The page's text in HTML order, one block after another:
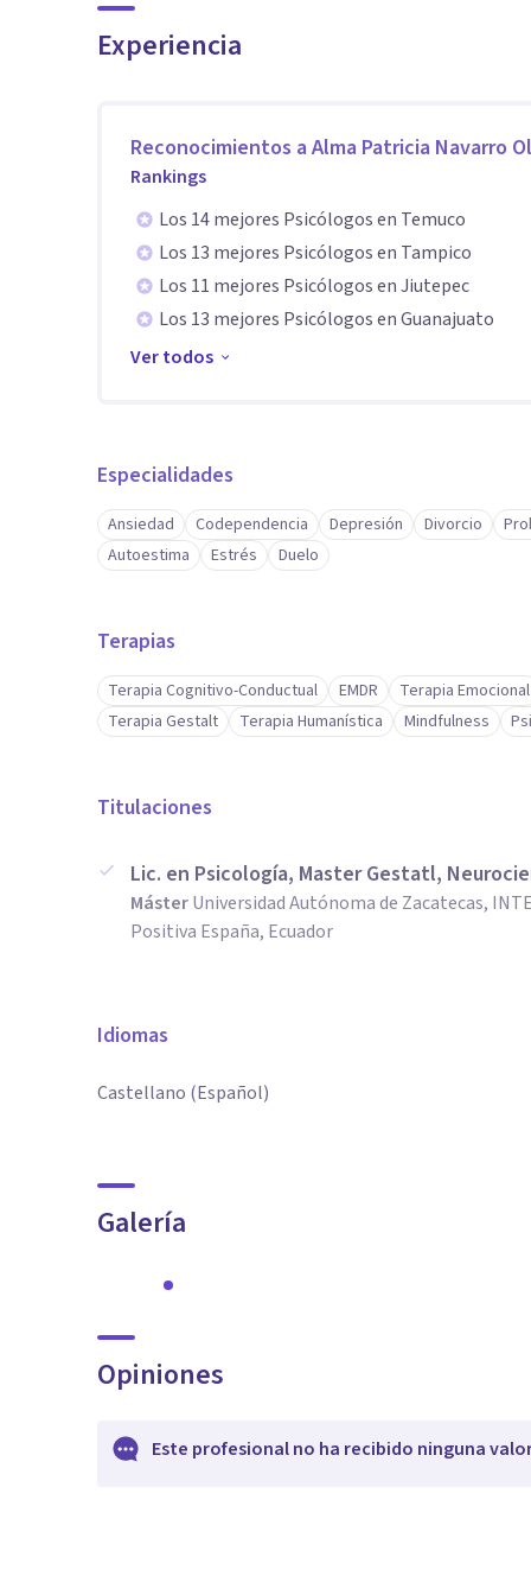
emocionales de cada persona. Desde la Psicología
Como terapeuta clínica y líder de esta franquicia, mi
cada proceso terapéutico. Acompaño
una visión que prioriza la escucha empática, el
que permitan una vida con mayor equilibrio, sentido y
Haztua nace de la convicción de que la salud mental
Experiencia
Reconocimientos a Alma Patricia Navarro
Rankings
Los 14 mejores Psicólogos en Temuco
Los 13 mejores Psicólogos en Tampico
Los 11 mejores Psicólogos en Jiutepec
Los 13 mejores Psicólogos en Guanajuato
Ver todos
Especialidades
Ansiedad Codependencia Depresión Divorcio
Autoestima
Estrés Duelo
Terapias
Terapia Cognitivo-Conductual EMDR Terapia Emocional
Terapia Gestalt
Terapia Humanística Mindfulness
Titulaciones
Lic. en Psicología, Master Gestatl,
MásterUniversidad Autónoma de Zacatecas,
Positiva España, Ecuador
Idiomas
Castellano (Español)
Galería
Opiniones
Este profesional no ha recibido ninguna